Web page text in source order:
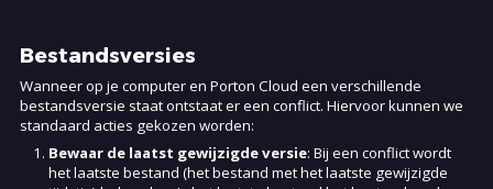
Bestandsversies
Wanneer op je computer en Porton Cloud een verschillende
bestandsversie staat ontstaat er een conflict. Hiervoor kunnen we
standaard acties gekozen worden:
Bewaar de laatst gewijzigde versie: Bij een conflict wordt
het laatste bestand (het bestand met het laatste gewijzigde